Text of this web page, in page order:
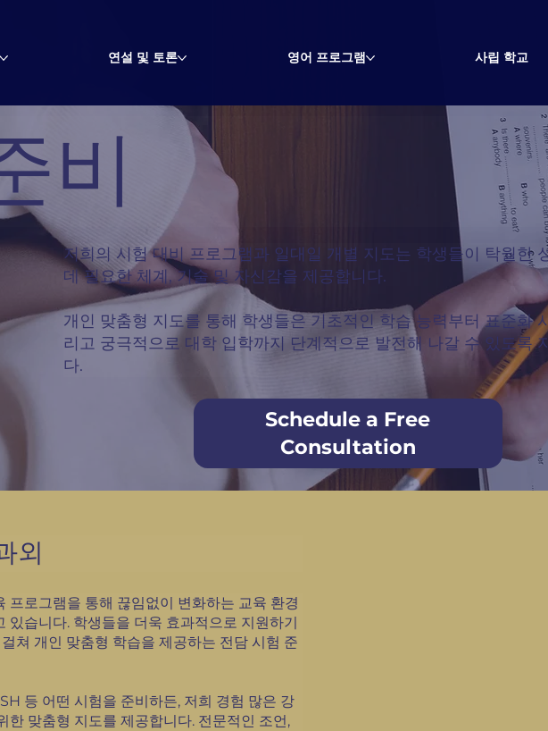
연설 및 토론 영어 프로그램 사립 학교
비
저희의 시험 대비 프로그램과 일대일 개별 지도는 학생들이 탁월한
데 필요한 체계, 기술 및 자신감을 제공합니다.
개인 맞춤형 지도를 통해 학생들은 기초적인 학습 능력부터 표준화
리고 궁극적으로 대학 입학까지 단계적으로 발전해 나갈 수 있도록
다.
Schedule a Free
Consultation
외
로그램을 통해 끊임없이 변화하는 교육 환경
습니다. 학생들을 더욱 효과적으로 지원하기
쳐 개인 맞춤형 학습을 제공하는 전담 시험 준
등 어떤 시험을 준비하든, 저희 경험 많은 강
한 맞춤형 지도를 제공합니다. 전문적인 조언,